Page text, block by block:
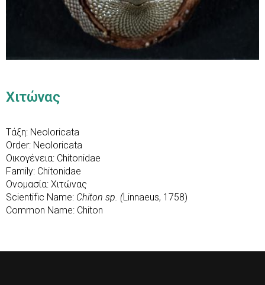
Χιτώνας
Τάξη: Neoloricata
Order: Neoloricata
Οικογένεια: Chitonidae
Family: Chitonidae
Ονομασία: Χιτώνας
Scientific Name: Chiton sp. (Linnaeus, 1758)
Common Name: Chiton